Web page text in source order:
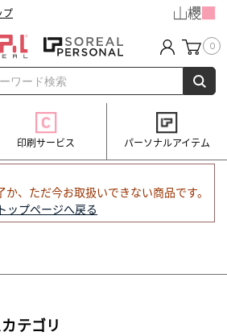
プ
0
印刷サービス パーソナルアイテム
、ただ今お取扱いできない商品です。
トップページへ戻る
テゴリ